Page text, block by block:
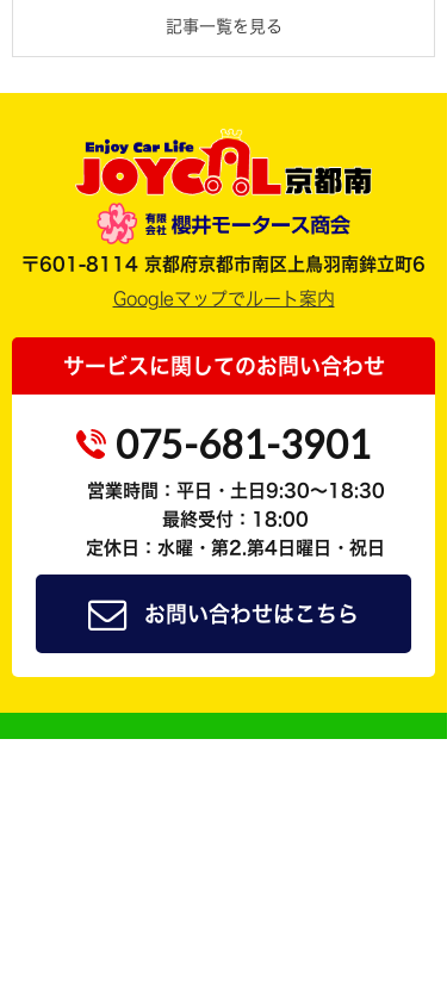
記事一覧を見る
〒601-8114 京都府京都市南区上鳥羽南鉾立町6
Googleマップでルート案内
サービスに関してのお問い合わせ
075-681-3901
営業時間：平日・土日9:30～18:30
最終受付：18:00
定休日：水曜・第2.第4日曜日・祝日
お問い合わせはこちら